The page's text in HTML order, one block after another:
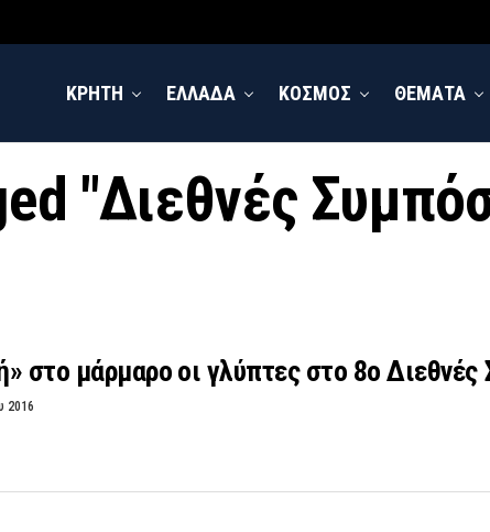
ΚΡΗΤΗ ΕΛΛΑΔΑ ΚΟΣΜΟΣ ΘΕΜΑΤΑ
"Διεθνές
στο μάρμαρο οι γλύπτες στο 8ο
2016